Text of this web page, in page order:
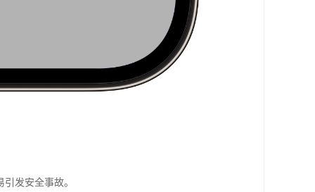
发安全事故。